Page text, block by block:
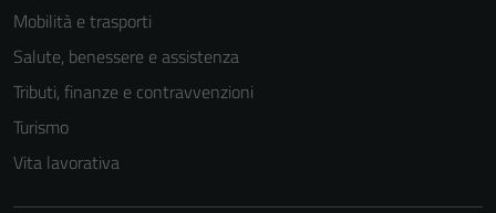
Mobilità e trasporti
Salute, benessere e assistenza
Tributi, finanze e contravvenzioni
Turismo
Vita lavorativa